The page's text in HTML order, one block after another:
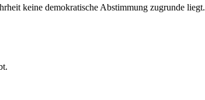
keine demokratische Abstimmung zugrunde liegt.